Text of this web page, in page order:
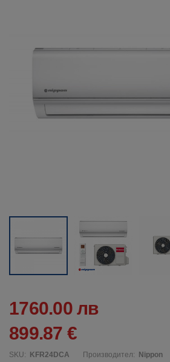
1760.00 лв
899.87 €
SKU: KFR24DCA Производител: Nippon